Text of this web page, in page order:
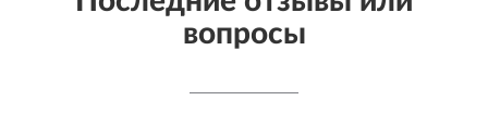
вопросы